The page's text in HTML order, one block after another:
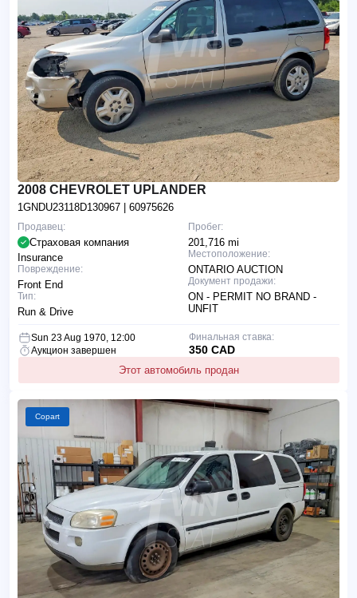
2008 CHEVROLET UPLANDER
1GNDU23118D130967 | 60975626
Пробег:
201,716 mi
Местоположение:
ONTARIO AUCTION
Документ продажи:
ON - PERMIT NO BRAND -
UNFIT
Продавец:
Страховая компания
Insurance
Повреждение:
Front End
Тип:
Run & Drive
Sun 23 Aug 1970, 12:00
Аукцион завершен
Этот автомобиль продан
Финальная ставка:
350 CAD
Copart